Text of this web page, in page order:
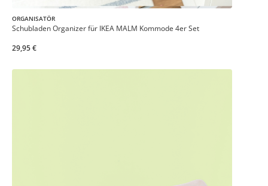
ORGANISATÖR
Schubladen Organizer für IKEA MALM Kommode 4er Set
29,95 €